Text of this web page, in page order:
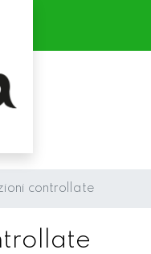
controllate